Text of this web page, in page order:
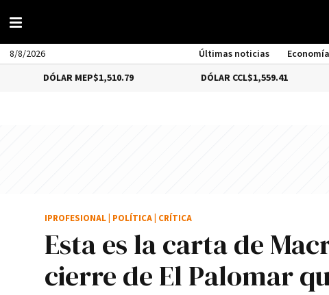
8/8/2026 Últimas noticias Economía
DÓLAR MEP$1,510.79 DÓLAR CCL$1,559.41
Esta es la carta de
cierre de El Palomar
IPROFESIONAL POLÍTICA CRÍTICA